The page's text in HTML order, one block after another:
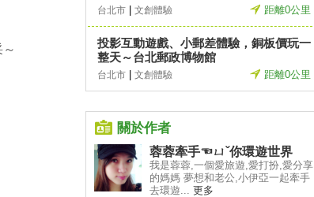
台北市 文創體驗 距離0公里
投影互動遊戲、小郵差體驗，銅板價玩一
整天～台北郵政博物館
台北市 文創體驗 距離0公里
關於作者
蓉蓉牽手☜ㄩˇ你環遊世界
我是蓉蓉,一個愛旅遊,愛打扮,愛分享
的媽媽 夢想和老公,小伊亞一起牽手
去環遊... 更多